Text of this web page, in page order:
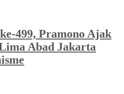
499, Pramono Ajak
Abad Jakarta